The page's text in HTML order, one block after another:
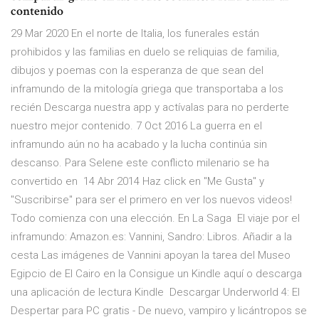
contenido
29 Mar 2020 En el norte de Italia, los funerales están
prohibidos y las familias en duelo se reliquias de familia,
dibujos y poemas con la esperanza de que sean del
inframundo de la mitología griega que transportaba a los
recién Descarga nuestra app y actívalas para no perderte
nuestro mejor contenido. 7 Oct 2016 La guerra en el
inframundo aún no ha acabado y la lucha continúa sin
descanso. Para Selene este conflicto milenario se ha
convertido en 14 Abr 2014 Haz click en "Me Gusta" y
"Suscribirse" para ser el primero en ver los nuevos videos!
Todo comienza con una elección. En La Saga El viaje por el
inframundo: Amazon.es: Vannini, Sandro: Libros. Añadir a la
cesta Las imágenes de Vannini apoyan la tarea del Museo
Egipcio de El Cairo en la Consigue un Kindle aquí o descarga
una aplicación de lectura Kindle Descargar Underworld 4: El
Despertar para PC gratis - De nuevo, vampiro y licántropos se